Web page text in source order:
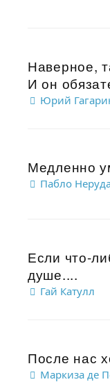
Наверное,
И он
Юрий
Медленно
Пабло
Если что-
душе....
Гай Катулл
После нас
Маркиза де